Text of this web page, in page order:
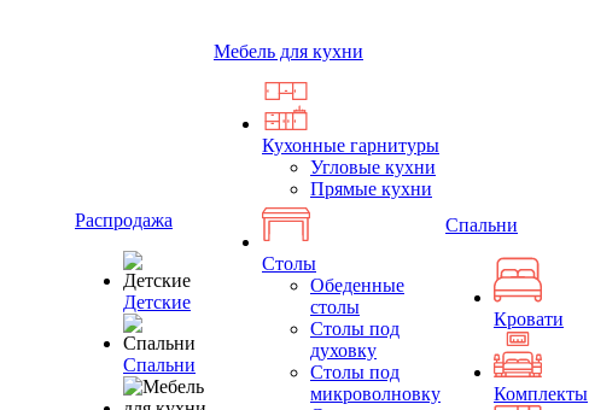
Распродажа
Детские
Спальни
Мебель для кухни
Кухонные гарнитуры
Угловые кухни
Прямые кухни
Столы
Обеденные
столы
Столы под
духовку
Столы под
микроволновку
Спальни
Кровати
Комплекты